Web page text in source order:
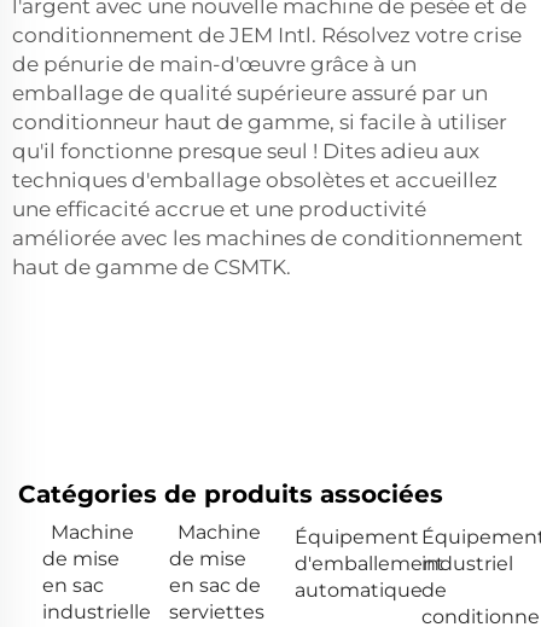
l'argent avec une nouvelle machine de pesée et de
conditionnement de JEM Intl. Résolvez votre crise
de pénurie de main-d'œuvre grâce à un
emballage de qualité supérieure assuré par un
conditionneur haut de gamme, si facile à utiliser
qu'il fonctionne presque seul ! Dites adieu aux
techniques d'emballage obsolètes et accueillez
une efficacité accrue et une productivité
améliorée avec les machines de conditionnement
haut de gamme de CSMTK.
Catégories de produits associées
Machine
de mise
en sac
industrielle
Machine
de mise
en sac de
serviettes
Équipement
d'emballement
automatique
industriel
de